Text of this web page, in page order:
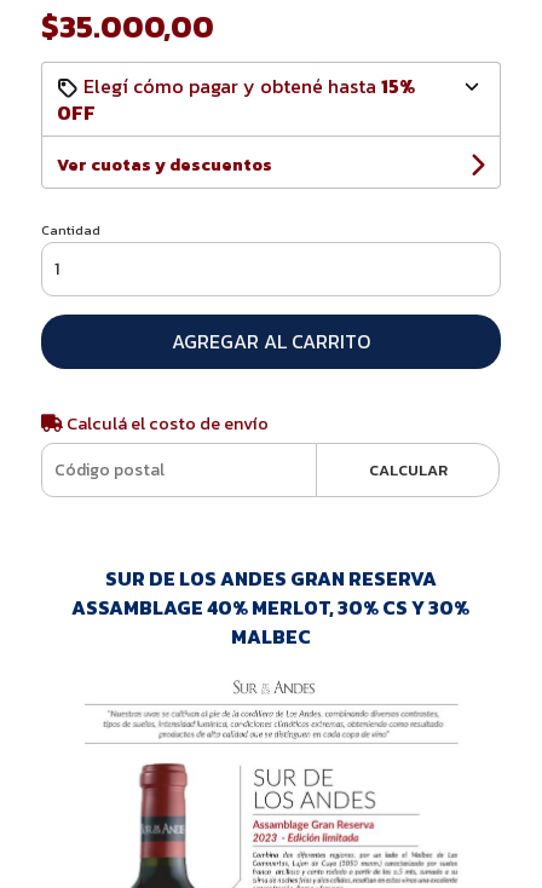
$35.000,00
Elegí cómo pagar y obtené hasta 15%
OFF
Ver cuotas y descuentos
Cantidad
AGREGAR AL CARRITO
Calculá el costo de envío
CALCULAR
SUR DE LOS ANDES GRAN RESERVA
ASSAMBLAGE 40% MERLOT, 30% CS Y 30%
MALBEC